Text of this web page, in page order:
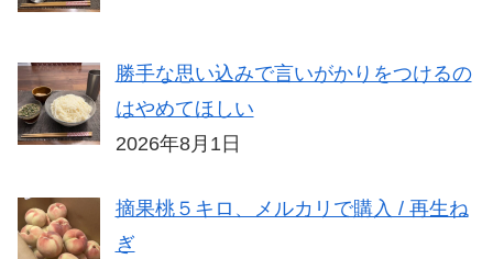
勝手な思い込みで言いがかりをつけるの
はやめてほしい
2026年8月1日
摘果桃５キロ、メルカリで購入 / 再生ね
ぎ